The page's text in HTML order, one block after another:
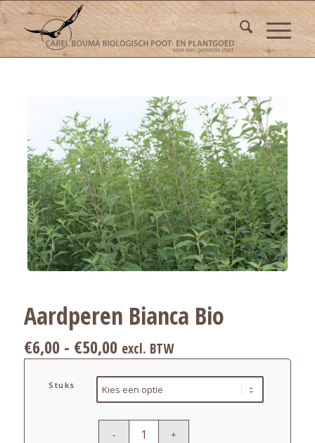
Aardperen Bianca Bio
€6,00 - €50,00Prijsklasse:
€6,00
tot
€50,00
excl. BTW
Stuks